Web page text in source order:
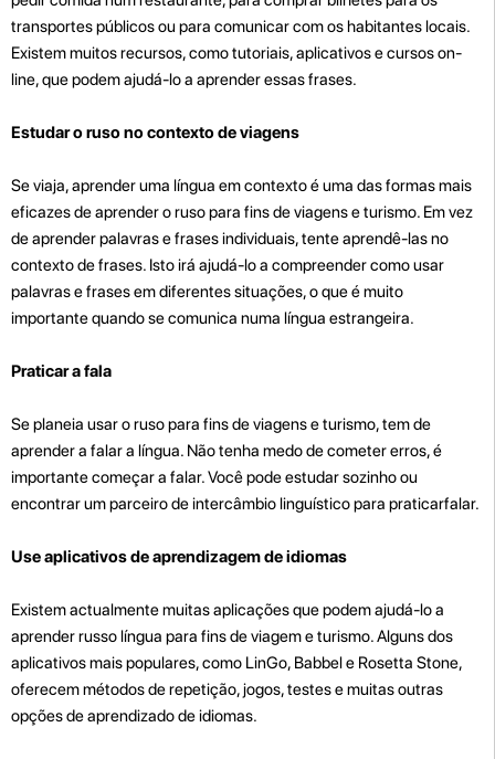
transportes públicos ou para comunicar com os habitantes locais.
Existem muitos recursos, como tutoriais, aplicativos e cursos on-
line, que podem ajudá-lo a aprender essas frases.
Estudar o ruso no contexto de viagens
Se viaja, aprender uma língua em contexto é uma das formas mais
eficazes de aprender o ruso para fins de viagens e turismo. Em vez
de aprender palavras e frases individuais, tente aprendê-las no
contexto de frases. Isto irá ajudá-lo a compreender como usar
palavras e frases em diferentes situações, o que é muito
importante quando se comunica numa língua estrangeira.
Praticar a fala
Se planeia usar o ruso para fins de viagens e turismo, tem de
aprender a falar a língua. Não tenha medo de cometer erros, é
importante começar a falar. Você pode estudar sozinho ou
encontrar um parceiro de intercâmbio linguístico para praticarfalar.
Use aplicativos de aprendizagem de idiomas
Existem actualmente muitas aplicações que podem ajudá-lo a
aprender russo língua para fins de viagem e turismo. Alguns dos
aplicativos mais populares, como LinGo, Babbel e Rosetta Stone,
oferecem métodos de repetição, jogos, testes e muitas outras
opções de aprendizado de idiomas.